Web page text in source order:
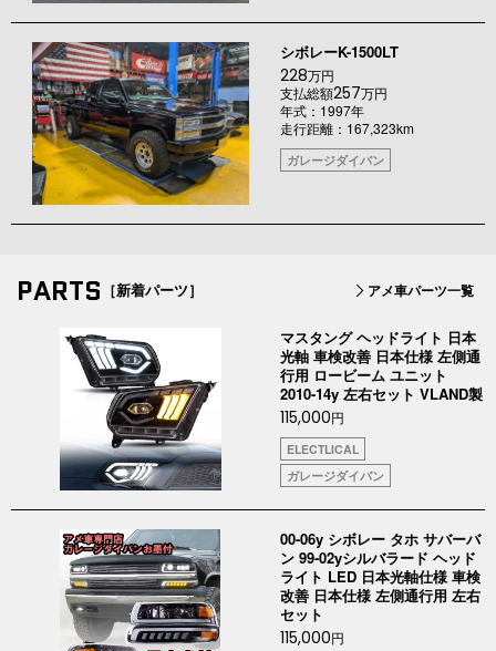
シボレーK-1500LT
228万円
支払総額257万円
年式：1997年
走行距離：167,323km
ガレージダイバン
PARTS ［新着パーツ］ アメ車パーツ一覧
マスタング ヘッドライト 日本
光軸 車検改善 日本仕様 左側通
行用 ロービーム ユニット
2010-14y 左右セット VLAND製
115,000円
ELECTLICAL
ガレージダイバン
00-06y シボレー タホ サバーバ
ン 99-02yシルバラード ヘッド
ライト LED 日本光軸仕様 車検
改善 日本仕様 左側通行用 左右
セット
115,000円